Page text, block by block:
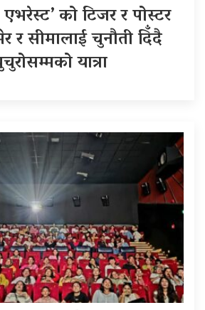
एभरेस्ट’ को टिजर र पोस्टर
र सीमालाई चुनौती दिँदै
यात्रा